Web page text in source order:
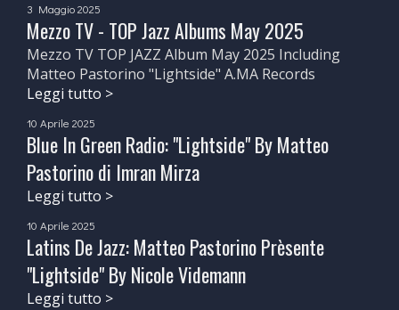
3 Maggio 2025
Mezzo TV - TOP Jazz Albums May 2025
Mezzo TV TOP JAZZ Album May 2025 Including
Matteo Pastorino "Lightside" A.MA Records
Leggi tutto >
10 Aprile 2025
Blue In Green Radio: "Lightside" By Matteo
Pastorino di Imran Mirza
Leggi tutto >
10 Aprile 2025
Latins De Jazz: Matteo Pastorino Prèsente
"Lightside" By Nicole Videmann
Leggi tutto >